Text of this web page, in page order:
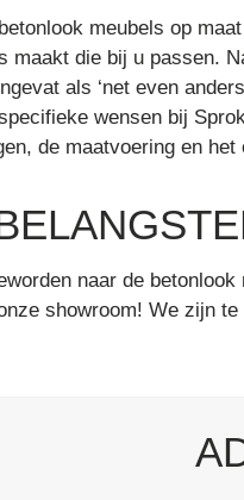
meubels op
maakt die bij u passen.
als ‘net even
wensen bij
de maatvoering en
naar de
showroom! We zijn te